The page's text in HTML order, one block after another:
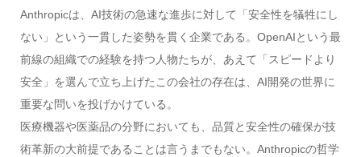
Anthropicは、AI技術の急速な進歩に対して「安全性を犠牲にし
ない」という一貫した姿勢を貫く企業である。OpenAIという最
前線の組織での経験を持つ人物たちが、あえて「スピードより
安全」を選んで立ち上げたこの会社の存在は、AI開発の世界に
重要な問いを投げかけている。
医療機器や医薬品の分野においても、品質と安全性の確保が技
術革新の大前提であることは言うまでもない。Anthropicの哲学